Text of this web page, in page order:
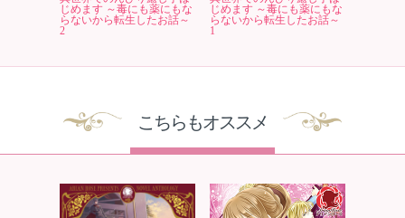
じめます ～毒にも薬にもな
らないから転生したお話～
2
じめます ～毒にも薬にもな
らないから転生したお話～
1
こちらもオススメ